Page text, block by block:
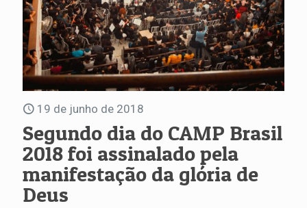
19 de junho de 2018
Segundo dia do CAMP Brasil
2018 foi assinalado pela
manifestação da glória de
Deus